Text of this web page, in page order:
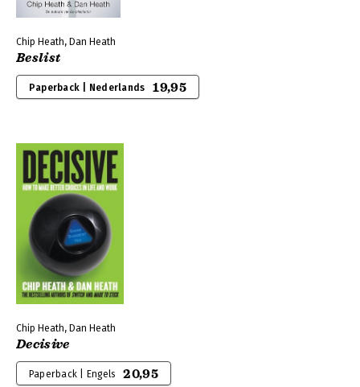
Chip Heath, Dan Heath
Beslist
Paperback | Nederlands 19,95
Chip Heath, Dan Heath
Decisive
Paperback | Engels 20,95